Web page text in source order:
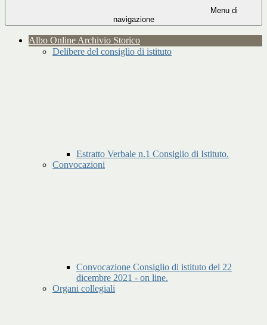
Menu di
navigazione
Albo Online Archivio Storico
Delibere del consiglio di istituto
Estratto Verbale n.1 Consiglio di Istituto.
Convocazioni
Convocazione Consiglio di istituto del 22
dicembre 2021 - on line.
Organi collegiali